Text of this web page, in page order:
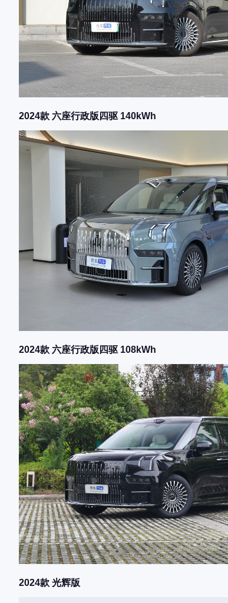
2024款 六座行政版四驱 140kWh
2024款 六座行政版四驱 108kWh
2024款 光辉版